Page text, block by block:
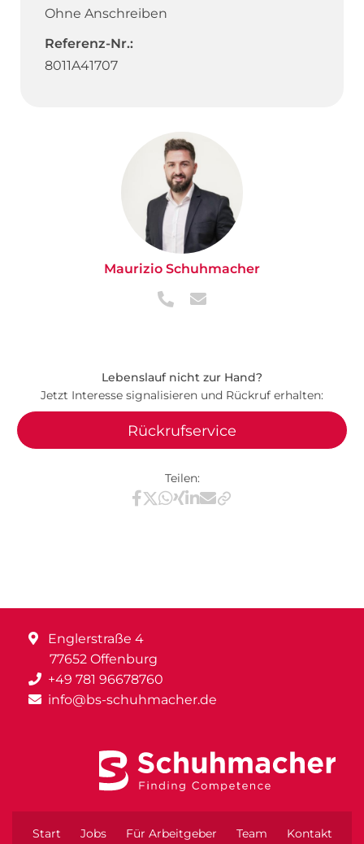
Ohne Anschreiben
Referenz-Nr.:
8011A41707
Maurizio Schuhmacher
Lebenslauf nicht zur Hand?
Jetzt Interesse signalisieren und Rückruf erhalten:
Rückrufservice
Teilen:
Teilen via Facebook
Teilen via X / Twitter
Teilen via WhatsApp
Teilen via Xing
Teilen via LinkedIn
Teilen via E-Mail
Englerstraße 4
77652 Offenburg
+49 781 96678760
info@bs-schuhmacher.de
Start Jobs Für Arbeitgeber Team Kontakt